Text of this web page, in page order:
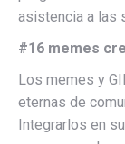
asistencia a las
#16 memes
Los memes y
eternas de
Integrarlos en